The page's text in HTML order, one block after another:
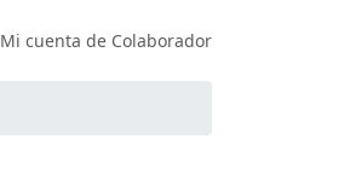
Mi cuenta de Colaborador